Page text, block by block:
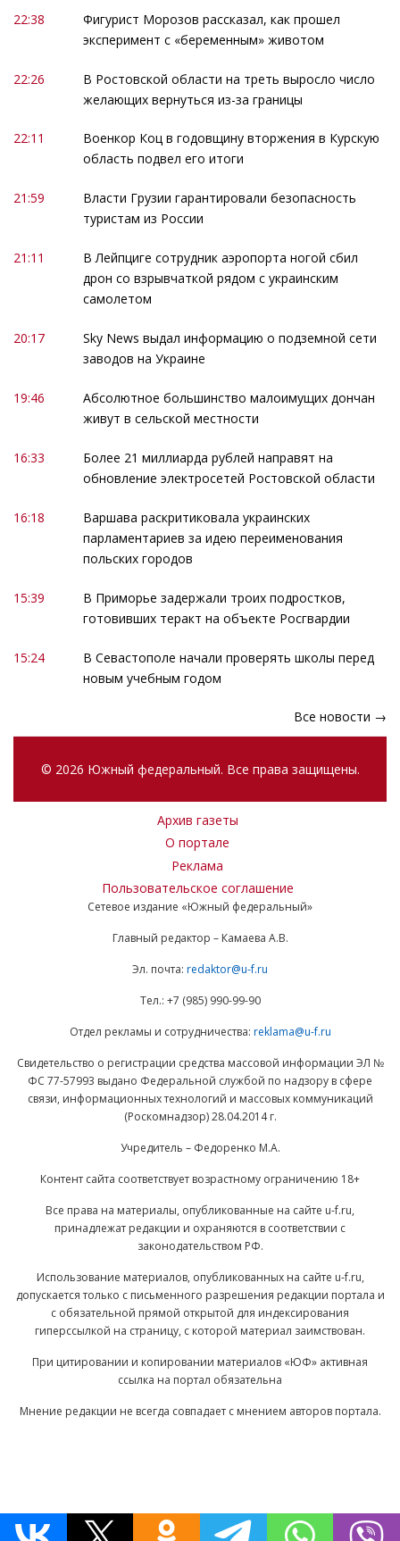
22:38
Фигурист Морозов рассказал, как прошел
эксперимент с «беременным» животом
22:26
В Ростовской области на треть выросло число
желающих вернуться из-за границы
22:11
Военкор Коц в годовщину вторжения в Курскую
область подвел его итоги
21:59
Власти Грузии гарантировали безопасность
туристам из России
21:11
В Лейпциге сотрудник аэропорта ногой сбил
дрон со взрывчаткой рядом с украинским
самолетом
20:17
Sky News выдал информацию о подземной сети
заводов на Украине
19:46
Абсолютное большинство малоимущих дончан
живут в сельской местности
16:33
Более 21 миллиарда рублей направят на
обновление электросетей Ростовской области
16:18
Варшава раскритиковала украинских
парламентариев за идею переименования
польских городов
15:39
В Приморье задержали троих подростков,
готовивших теракт на объекте Росгвардии
15:24
В Севастополе начали проверять школы перед
новым учебным годом
Все новости →
© 2026 Южный федеральный. Все права защищены.
Архив газеты
О портале
Реклама
Пользовательское соглашение
Сетевое издание «Южный федеральный»
Главный редактор – Камаева А.В.
Эл. почта: redaktor@u-f.ru
Тел.: +7 (985) 990-99-90
Отдел рекламы и сотрудничества: reklama@u-f.ru
Свидетельство о регистрации средства массовой информации ЭЛ №
ФС 77-57993 выдано Федеральной службой по надзору в сфере
связи, информационных технологий и массовых коммуникаций
(Роскомнадзор) 28.04.2014 г.
Учредитель – Федоренко М.А.
Контент сайта соответствует возрастному ограничению 18+
Все права на материалы, опубликованные на сайте u-f.ru,
принадлежат редакции и охраняются в соответствии с
законодательством РФ.
Использование материалов, опубликованных на сайте u-f.ru,
допускается только с письменного разрешения редакции портала и
с обязательной прямой открытой для индексирования
гиперссылкой на страницу, с которой материал заимствован.
При цитировании и копировании материалов «ЮФ» активная
ссылка на портал обязательна
Мнение редакции не всегда совпадает с мнением авторов портала.